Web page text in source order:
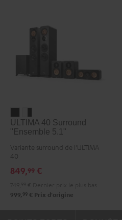
40
Surround
"Ensemble
Noir
40
Surround
"Ensemble
Blanc
Noir
ULTIMA 40 Surround
"Ensemble 5.1"
Variante surround de l'ULTIMA
40
849,99 €
999, 99 € Prix d'origine